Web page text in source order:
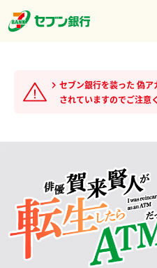
セブン銀行を装った 偽
されていますのでご注意